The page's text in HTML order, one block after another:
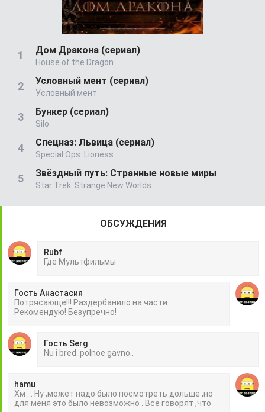
Дом Дракона (сериал)
House of the Dragon
Условный мент (сериал)
Условный мент
Бункер (сериал)
Silo
Спецназ: Львица (сериал)
Special Ops: Lioness
Звёздный путь: Странные новые миры
Star Trek: Strange New Worlds
ОБСУЖДЕНИЯ
Rubf
Гдe Mультфильмы
Гость Анастасия
Потрясающе!!! Раздербанило на части...
Рекомендую! Безупречно!
Гость Serg
Nu i bred..polnoe gavno..
hamu
Хм ... Ну ,может надо было посмотреть дольше ,но
для меня это было невозможно . Все говорят ,что